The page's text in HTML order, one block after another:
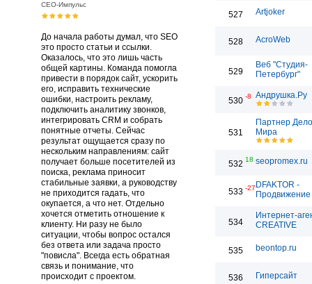
СЕО-Импульс
До начала работы думал, что SEO
это просто статьи и ссылки.
Оказалось, что это лишь часть
общей картины. Команда помогла
привести в порядок сайт, ускорить
его, исправить технические
ошибки, настроить рекламу,
подключить аналитику звонков,
интегрировать CRM и собрать
понятные отчеты. Сейчас
результат ощущается сразу по
нескольким направлениям: сайт
получает больше посетителей из
поиска, реклама приносит
стабильные заявки, а руководству
не приходится гадать, что
окупается, а что нет. Отдельно
хочется отметить отношение к
клиенту. Ни разу не было
ситуации, чтобы вопрос остался
без ответа или задача просто
"повисла". Всегда есть обратная
связь и понимание, что
происходит с проектом.
527 Artjoker
528 AcroWeb
529
Веб "Студия-
Петербург"
530 -8 Андрушка.Ру
531
Партнер
Мира
532 18 seopromex.ru
533 -27 DFAKTOR -
Продвижение
534
Интернет-
CREATIVE
535 beontop.ru
536 Гиперсайт